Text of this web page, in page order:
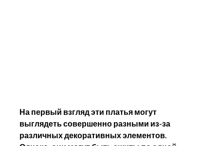
На первый взгляд эти платья могут
выглядеть совершенно разными из-за
различных декоративных элементов.